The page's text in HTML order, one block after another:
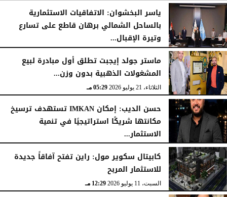
الأربعاء، 22 يوليو 2026 01:57 صـ
ياسر البخشوان: الاتفاقيات الاستثمارية
بالساحل الشمالي برهان قاطع على تسارع
وتيرة الإقبال...
الثلاثاء، 21 يوليو 2026 05:35 مـ
ماستر جولد إيجبت تطلق أول مبادرة لبيع
المشغولات الذهبية بدون وزن...
الثلاثاء، 21 يوليو 2026 05:29 مـ
حسن الديب: إمكان IMKAN تستهدف ترسيخ
مكانتها شريكًا استراتيجيًا في تنمية
الاستثمار...
الثلاثاء، 21 يوليو 2026 04:19 مـ
كابيتال سكوير مول: راين تفتح آفاقاً جديدة
للاستثمار المربح
السبت، 11 يوليو 2026 12:29 مـ